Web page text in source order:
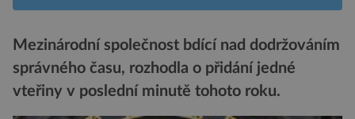
Mezinárodní společnost bdící nad dodržováním
správného času, rozhodla o přidání jedné
vteřiny v poslední minutě tohoto roku.